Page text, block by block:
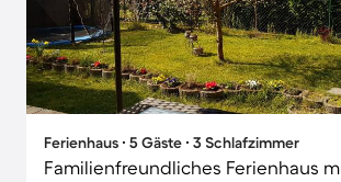
Ferienhaus ∙ 5 Gäste ∙ 3 Schlafzimmer